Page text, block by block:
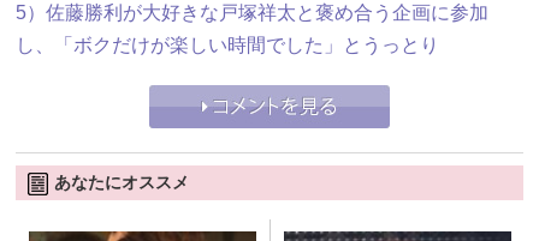
5）佐藤勝利が大好きな戸塚祥太と褒め合う企画に参加
し、「ボクだけが楽しい時間でした」とうっとり
あなたにオススメ